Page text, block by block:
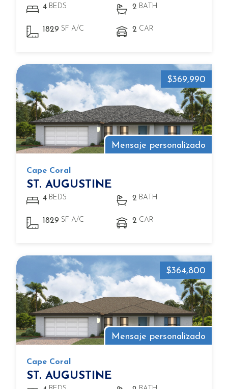
4 BEDS 2 BATH
1829 SF A/C 2 CAR
Mensaje personalizado
$369,990
Cape Coral
ST. AUGUSTINE
4 BEDS 2 BATH
1829 SF A/C 2 CAR
Mensaje personalizado
$364,800
Cape Coral
ST. AUGUSTINE